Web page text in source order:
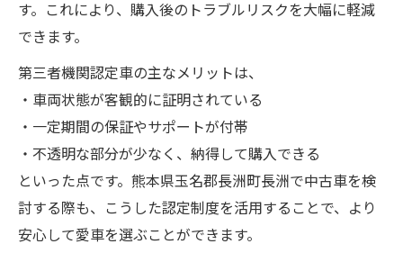
す。これにより、購入後のトラブルリスクを大幅に軽減
できます。
第三者機関認定車の主なメリットは、
・車両状態が客観的に証明されている
・一定期間の保証やサポートが付帯
・不透明な部分が少なく、納得して購入できる
といった点です。熊本県玉名郡長洲町長洲で中古車を検
討する際も、こうした認定制度を活用することで、より
安心して愛車を選ぶことができます。